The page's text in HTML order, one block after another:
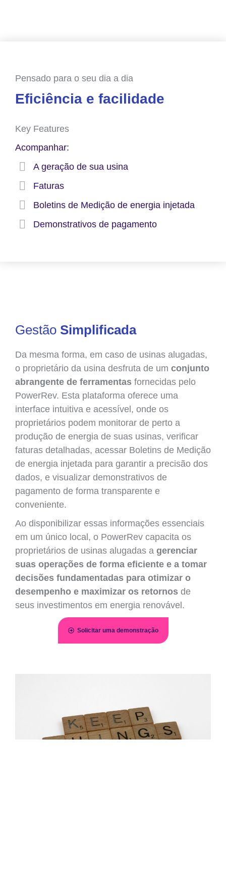
Pensado para o seu dia a dia
Eficiência e facilidade
Key Features
Acompanhar:
A geração de sua usina
Faturas
Boletins de Medição de energia injetada
Demonstrativos de pagamento
Gestão Simplificada
Da mesma forma, em caso de usinas alugadas,
o proprietário da usina desfruta de um conjunto
abrangente de ferramentas fornecidas pelo
PowerRev. Esta plataforma oferece uma
interface intuitiva e acessível, onde os
proprietários podem monitorar de perto a
produção de energia de suas usinas, verificar
faturas detalhadas, acessar Boletins de Medição
de energia injetada para garantir a precisão dos
dados, e visualizar demonstrativos de
pagamento de forma transparente e
conveniente.
Ao disponibilizar essas informações essenciais
em um único local, o PowerRev capacita os
proprietários de usinas alugadas a gerenciar
suas operações de forma eficiente e a tomar
decisões fundamentadas para otimizar o
desempenho e maximizar os retornos de
seus investimentos em energia renovável.
Solicitar uma demonstração